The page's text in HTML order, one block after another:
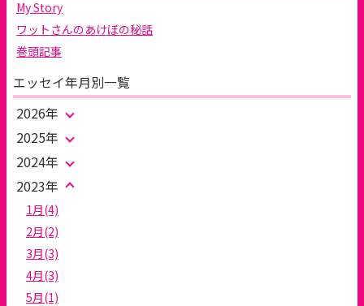
My Story
ワットさんのあけぼの秘話
巻頭記事
エッセイ年月別一覧
2026年
2025年
2024年
2023年
1月(4)
2月(2)
3月(3)
4月(3)
5月(1)